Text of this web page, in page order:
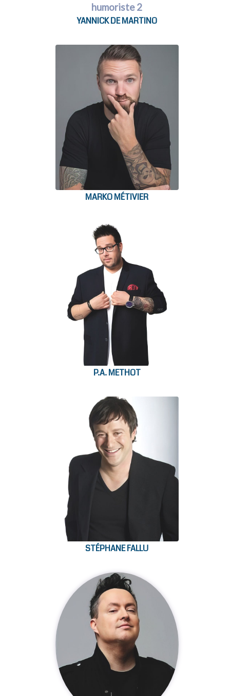
YANNICK DE MARTINO
MARKO MÉTIVIER
P.A. METHOT
STÉPHANE FALLU